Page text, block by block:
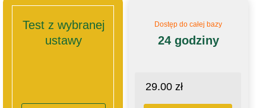
Test z wybranej
ustawy
Dostęp do całej bazy
24 godziny
29.00 zł